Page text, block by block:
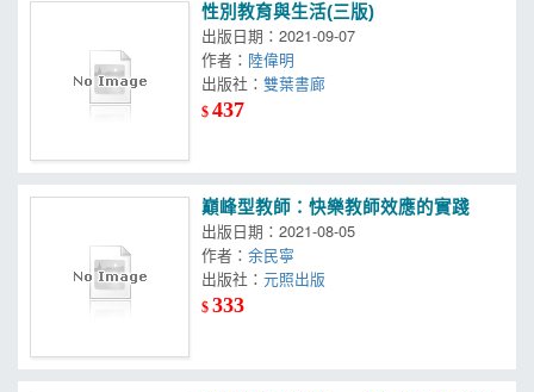
性別教育與生活(三版)
出版日期：2021-09-07
作者： 陸偉明
出版社：
$437
巔峰型教師：快樂教師效應的實踐
出版日期：2021-08-05
作者：余民寧
出版社：
$333